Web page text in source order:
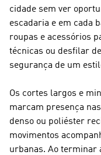
cidade sem ver
escadaria e em cada
roupas e acessórios
técnicas ou desfilar
segurança de um
Os cortes largos e
marcam presença
denso ou poliéster
movimentos
urbanas. Ao terminar